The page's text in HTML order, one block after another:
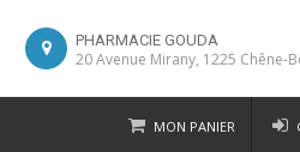
PHARMACIE GOUDA
20 Avenue Mirany, 1225 Chêne-
MON PANIER